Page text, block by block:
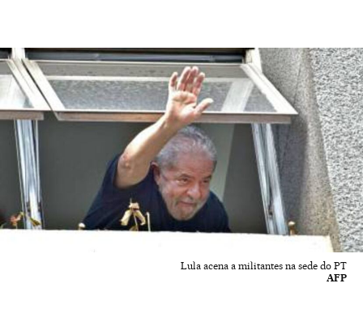
Lula acena a militantes na sede do PT
AFP